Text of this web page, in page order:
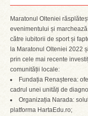
Maratonul Olteniei
evenimentului și
către iubitorii de sport și
la Maratonul Olteniei 2022
prin cele mai recente
comunității locale:
Fundația Renașterea:
cadrul unei unități de
Organizația Narada:
platforma HartaEdu.ro;